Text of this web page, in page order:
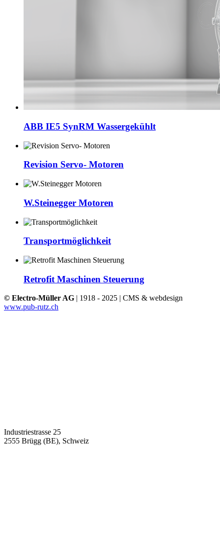
ABB IE5 SynRM Wassergekühlt
Revision Servo- Motoren
W.Steinegger Motoren
Transportmöglichkeit
Retrofit Maschinen Steuerung
© Electro-Müller AG | 1918 - 2025 | CMS & webdesign
www.pub-rutz.ch
Industriestrasse 25
2555 Brügg (BE), Schweiz